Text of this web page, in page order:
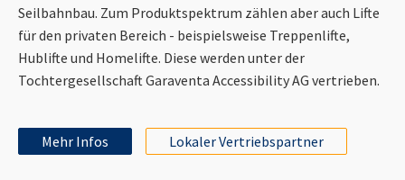
Seilbahnbau. Zum Produktspektrum zählen aber auch Lifte
für den privaten Bereich - beispielsweise Treppenlifte,
Hublifte und Homelifte. Diese werden unter der
Tochtergesellschaft Garaventa Accessibility AG vertrieben.
Mehr Infos Lokaler Vertriebspartner